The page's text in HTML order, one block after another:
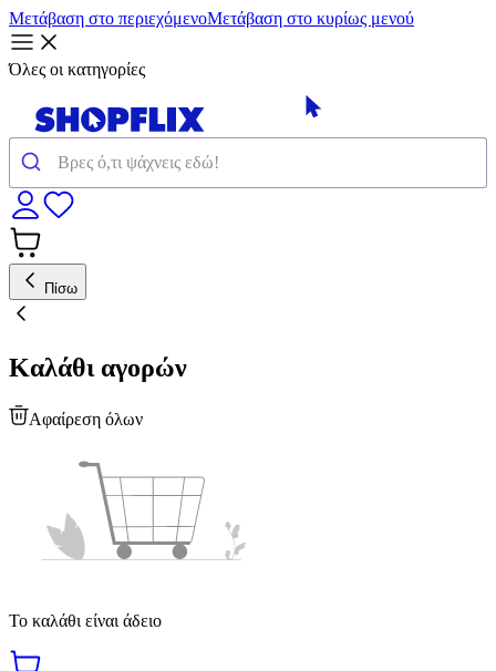
Μετάβαση στο περιεχόμενοΜετάβαση στο κυρίως μενού
Όλες οι κατηγορίες
Πίσω
Καλάθι αγορών
Αφαίρεση όλων
Το καλάθι είναι άδειο